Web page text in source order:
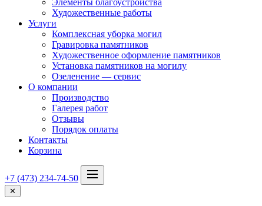
Элементы благоустройства
Художественные работы
Услуги
Комплексная уборка могил
Гравировка памятников
Художественное оформление памятников
Установка памятников на могилу
Озеленение — сервис
О компании
Производство
Галерея работ
Отзывы
Порядок оплаты
Контакты
Корзина
+7 (473) 234-74-50
✕